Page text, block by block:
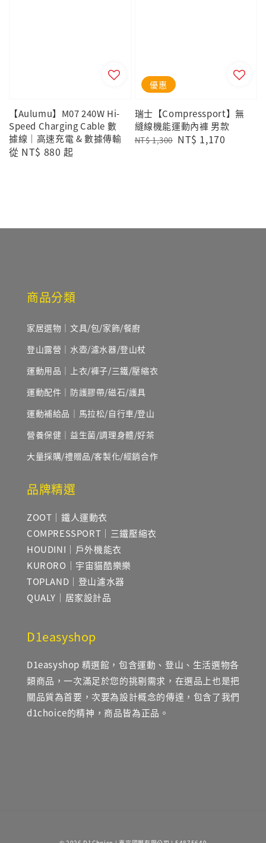
【Aulumu】M07 240W Hi-
Speed Charging Cable 數
據線｜高速充電 & 數據傳輸
Regular
從 NT$ 880 起
優惠
瑞士【Compressport】無
縫線機能運動內褲 男款
Regular
NT$ 1,300 Sale
NT$ 1,170
商品分類
家居選物｜文具/包/家飾/餐廚
登山露營｜水壺/濾水器/登山杖
運動用品｜上衣/褲子/三鐵/壓縮衣
運動配件｜防護膠帶/磁石/護具
運動補給品｜馬拉松/自行車/登山
營養保健｜益生菌/調理身體/好茶
大量採購/禮贈品/客製化/經銷合作
品牌精選
ZOOT｜鐵人運動衣
COMPRESSPORT｜三鐵壓縮衣
HOUDINI｜戶外機能衣
KURORO｜宇宙貓酷樂樂
TOPLAND｜登山濾水器
QUALY｜居家設計品
D1easyshop
D1easyshop 精選館，包含運動、登山、生活選物各
類商品，一次滿足於您的挑剔需求，在選品上也是把
關品質為首要，次要為設計概念的傳達，包含了我們
d1choice的精神，商品皆為正品。